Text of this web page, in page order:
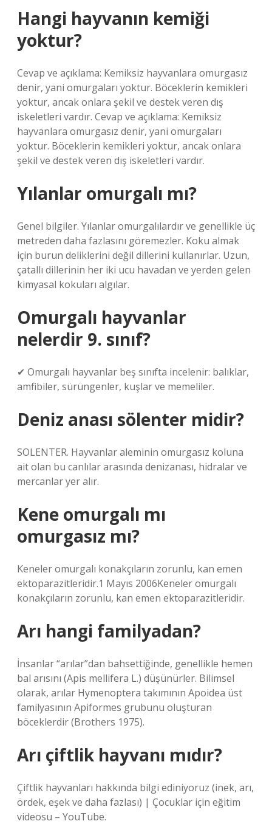
Hangi hayvanın kemiği
yoktur?
Cevap ve açıklama: Kemiksiz hayvanlara omurgasız
denir, yani omurgaları yoktur. Böceklerin kemikleri
yoktur, ancak onlara şekil ve destek veren dış
iskeletleri vardır. Cevap ve açıklama: Kemiksiz
hayvanlara omurgasız denir, yani omurgaları
yoktur. Böceklerin kemikleri yoktur, ancak onlara
şekil ve destek veren dış iskeletleri vardır.
Yılanlar omurgalı mı?
Genel bilgiler. Yılanlar omurgalılardır ve genellikle üç
metreden daha fazlasını göremezler. Koku almak
için burun deliklerini değil dillerini kullanırlar. Uzun,
çatallı dillerinin her iki ucu havadan ve yerden gelen
kimyasal kokuları algılar.
Omurgalı hayvanlar
nelerdir 9. sınıf?
✔ Omurgalı hayvanlar beş sınıfta incelenir: balıklar,
amfibiler, sürüngenler, kuşlar ve memeliler.
Deniz anası sölenter midir?
SOLENTER. Hayvanlar aleminin omurgasız koluna
ait olan bu canlılar arasında denizanası, hidralar ve
mercanlar yer alır.
Kene omurgalı mı
omurgasız mı?
Keneler omurgalı konakçıların zorunlu, kan emen
ektoparazitleridir.1 Mayıs 2006Keneler omurgalı
konakçıların zorunlu, kan emen ektoparazitleridir.
Arı hangi familyadan?
İnsanlar “arılar”dan bahsettiğinde, genellikle hemen
bal arısını (Apis mellifera L.) düşünürler. Bilimsel
olarak, arılar Hymenoptera takımının Apoidea üst
familyasının Apiformes grubunu oluşturan
böceklerdir (Brothers 1975).
Arı çiftlik hayvanı mıdır?
Çiftlik hayvanları hakkında bilgi ediniyoruz (inek, arı,
ördek, eşek ve daha fazlası) | Çocuklar için eğitim
videosu – YouTube.